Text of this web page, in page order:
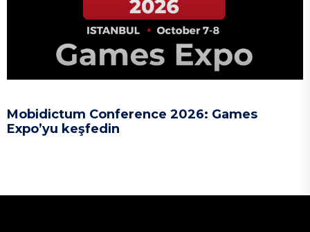
Mobidictum Conference 2026: Games
Expo’yu keşfedin